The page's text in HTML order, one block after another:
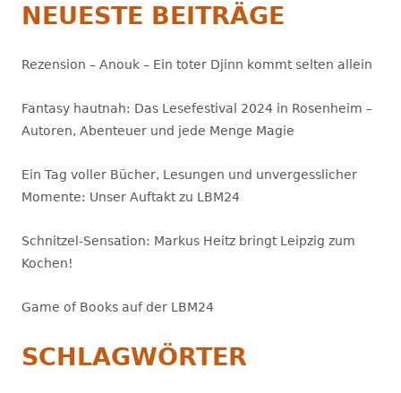
NEUESTE BEITRÄGE
Rezension – Anouk – Ein toter Djinn kommt selten allein
Fantasy hautnah: Das Lesefestival 2024 in Rosenheim –
Autoren, Abenteuer und jede Menge Magie
Ein Tag voller Bücher, Lesungen und unvergesslicher
Momente: Unser Auftakt zu LBM24
Schnitzel-Sensation: Markus Heitz bringt Leipzig zum
Kochen!
Game of Books auf der LBM24
SCHLAGWÖRTER